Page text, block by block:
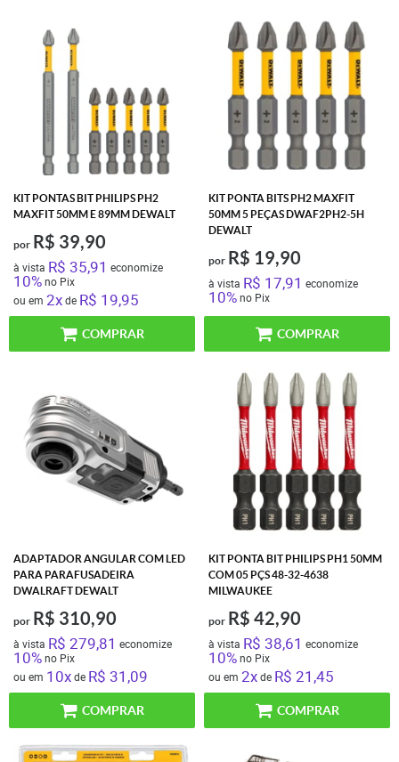
KIT PONTAS BIT PHILIPS PH2
MAXFIT 50MM E 89MM DEWALT
por R$ 39,90
à vista R$ 35,91 economize
10%no Pix
ou em 2xde R$ 19,95
COMPRAR
KIT PONTA BITS PH2 MAXFIT
50MM 5 PEÇAS DWAF2PH2-5H
DEWALT
por R$ 19,90
à vista R$ 17,91 economize
10%no Pix
COMPRAR
ADAPTADOR ANGULAR COM LED
PARA PARAFUSADEIRA
DWALRAFT DEWALT
por R$ 310,90
à vista R$ 279,81 economize
10%no Pix
ou em 10xde R$ 31,09
COMPRAR
KIT PONTA BIT PHILIPS PH1 50MM
COM 05 PÇS 48-32-4638
MILWAUKEE
por R$ 42,90
à vista R$ 38,61 economize
10%no Pix
ou em 2xde R$ 21,45
COMPRAR